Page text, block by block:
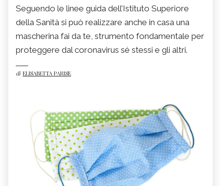
Seguendo le linee guida dell’Istituto Superiore
della Sanità si può realizzare anche in casa una
mascherina fai da te, strumento fondamentale per
proteggere dal coronavirus sé stessi e gli altri.
di ELISABETTA PARISE